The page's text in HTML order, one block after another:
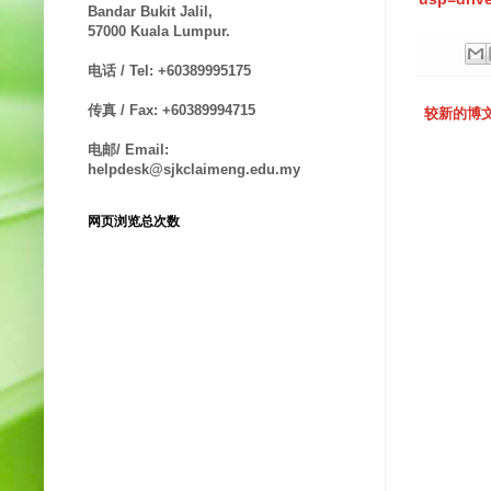
较新的博
Bandar Bukit Jalil,
57000 Kuala Lumpur.
电话 / Tel: +60389995175
传真 / Fax: +60389994715
电邮/ Email:
helpdesk@sjkclaimeng.edu.my
网页浏览总次数